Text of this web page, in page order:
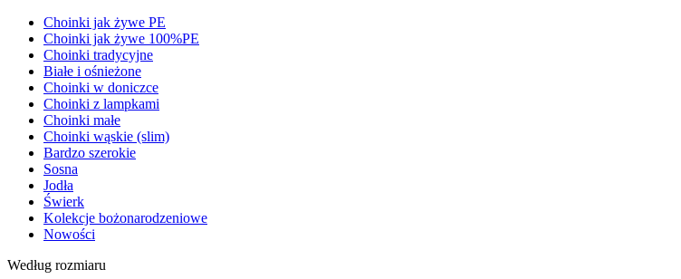
Choinki jak żywe PE
Choinki jak żywe 100%PE
Choinki tradycyjne
Białe i ośnieżone
Choinki w doniczce
Choinki z lampkami
Choinki małe
Choinki wąskie (slim)
Bardzo szerokie
Sosna
Jodła
Świerk
Kolekcje bożonarodzeniowe
Nowości
Według rozmiaru